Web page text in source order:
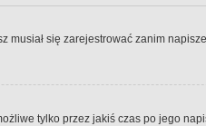
się zarejestrować zanim
tylko przez jakiś czas po jego